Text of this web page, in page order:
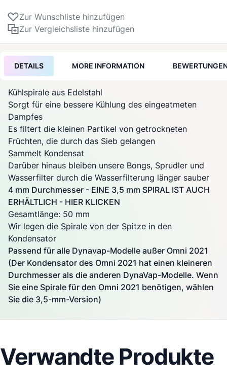
Zur Wunschliste hinzufügen
Zur Vergleichsliste hinzufügen
DETAILS MORE INFORMATION
Kühlspirale aus Edelstahl
Sorgt für eine bessere Kühlung des eingeatmeten
Dampfes
Es filtert die kleinen Partikel von getrockneten
Früchten, die durch das Sieb gelangen
Sammelt Kondensat
Darüber hinaus bleiben unsere Bongs, Sprudler und
Wasserfilter durch die Wasserfilterung länger sauber
4 mm Durchmesser - EINE 3,5 mm SPIRAL IST AUCH
ERHÄLTLICH - HIER KLICKEN
Gesamtlänge: 50 mm
Wir legen die Spirale von der Spitze in den
Kondensator
Passend für alle Dynavap-Modelle außer Omni 2021
(Der Kondensator des Omni 2021 hat einen kleineren
Durchmesser als die anderen DynaVap-Modelle. Wenn
Sie eine Spirale für den Omni 2021 benötigen, wählen
Sie die 3,5-mm-Version)
Verwandte Produkte